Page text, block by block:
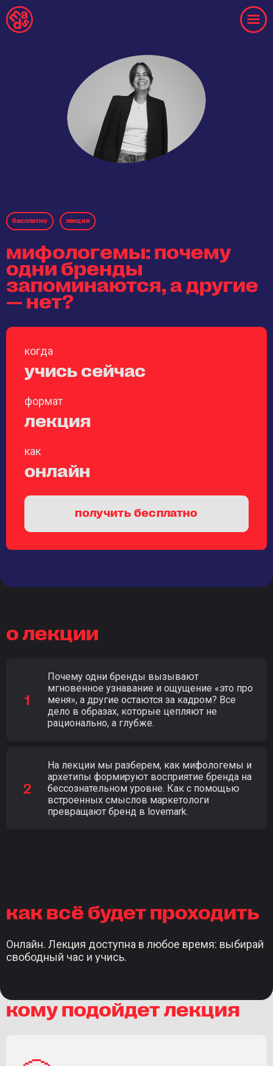
бесплaтнo лекция
мифологемы: почему
одни бренды
запоминаются, а другие
— нет?
когда
учись сейчас
формат
лекция
как
онлайн
получить бесплатно
о лекции
Почему одни бренды вызывают
мгновенное узнавание и ощущение «это про
меня», а другие остаются за кадром? Все
дело в образах, которые цепляют не
рационально, а глубже.
На лекции мы разберем, как мифологемы и
архетипы формируют восприятие бренда на
бессознательном уровне. Как с помощью
встроенных смыслов маркетологи
превращают бренд в lovemark.
как всё будет проходить
Онлайн. Лекция доступна в любое время: выбирай
свободный час и учись.
кому подойдет лекция